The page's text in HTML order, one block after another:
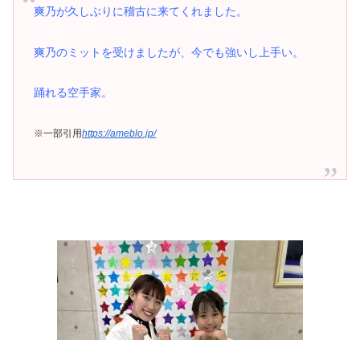
爽乃が久しぶりに稽古に来てくれました。
爽乃のミットを受けましたが、今でも強いし上手い。
踊れる空手家。
※一部引用https://ameblo.jp/